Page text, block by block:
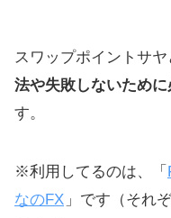
スワップポイントサヤ
法や失敗しないために
す。
※利用してるのは、「
なのFX 」です（それ